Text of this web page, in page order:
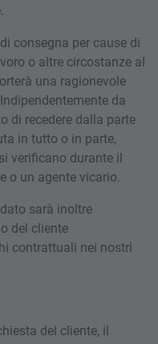
consegna per cause di
o altre circostanze al
una ragionevole
da
di recedere dalla parte
in tutto o in parte,
verificano durante il
o un agente vicario.
sarà inoltre
del cliente
contrattuali nei nostri
del cliente, il